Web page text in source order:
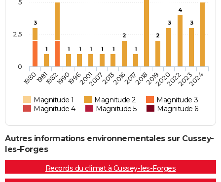
3
1 1 1 1 1 1
2
1
2
3
4
3
Magnitude 1 Magnitude 2
Magnitude 3
Magnitude 4
Magnitude 5 Magnitude 6
1980198119821990199620012007201320162017201820192020202220232024
0
2,5
5
Autres informations environnementales sur Cussey-
les-Forges
Records du climat à Cussey-les-Forges